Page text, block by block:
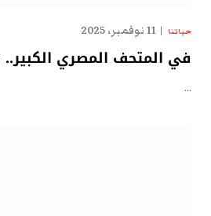
حياتنا 11 نوفمبر، 2025
في المتحف المصري
…